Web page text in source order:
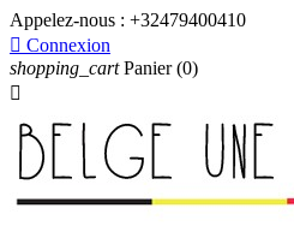
Appelez-nous : +32479400410
 Connexion
shopping_cart Panier (0)
